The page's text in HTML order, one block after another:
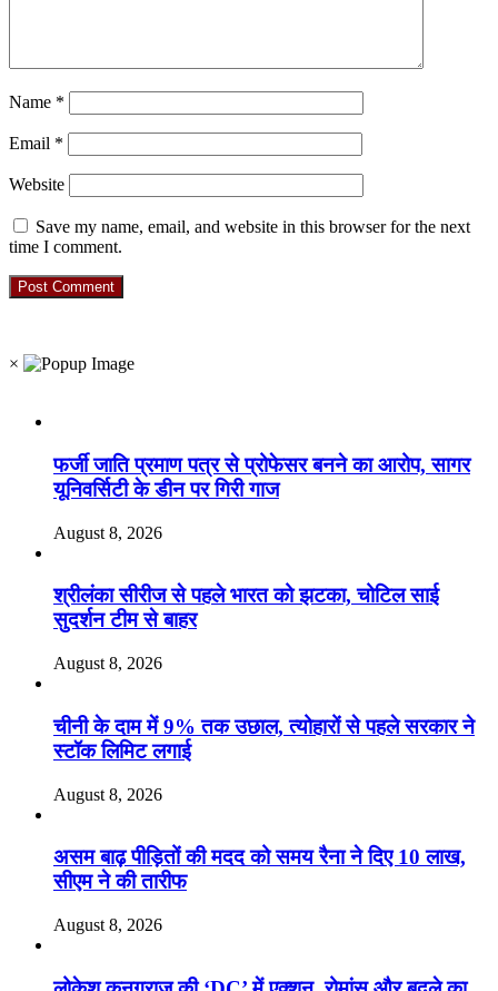
Name *
Email *
Website
Save my name, email, and website in this browser for the next
time I comment.
×
फर्जी जाति प्रमाण पत्र से प्रोफेसर बनने का आरोप, सागर
यूनिवर्सिटी के डीन पर गिरी गाज
August 8, 2026
श्रीलंका सीरीज से पहले भारत को झटका, चोटिल साई
सुदर्शन टीम से बाहर
August 8, 2026
चीनी के दाम में 9% तक उछाल, त्योहारों से पहले सरकार ने
स्टॉक लिमिट लगाई
August 8, 2026
असम बाढ़ पीड़ितों की मदद को समय रैना ने दिए 10 लाख,
सीएम ने की तारीफ
August 8, 2026